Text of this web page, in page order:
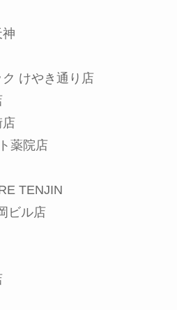
けやき通り店
店
薬院店
TENJIN
ビル店